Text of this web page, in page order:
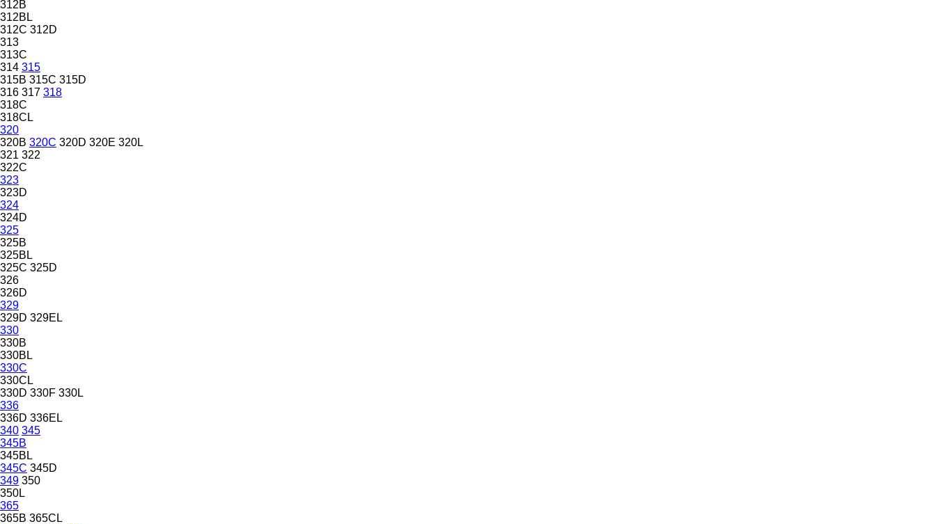
312B
312BL
312C 312D
313
313C
314 315
315B 315C 315D
316 317 318
318C
318CL
320
320B 320C 320D 320E 320L
321 322
322C
323
323D
324
324D
325
325B
325BL
325C 325D
326
326D
329
329D 329EL
330
330B
330BL
330C
330CL
330D 330F 330L
336
336D 336EL
340 345
345B
345BL
345C 345D
349 350
350L
365
365B 365CL